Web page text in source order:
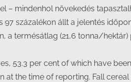
– mindenhol növekedés
százalékon állt a jelentés
a termésátlag (21,6 tonna/
53.3 per cent of which have
the time of reporting. Fall